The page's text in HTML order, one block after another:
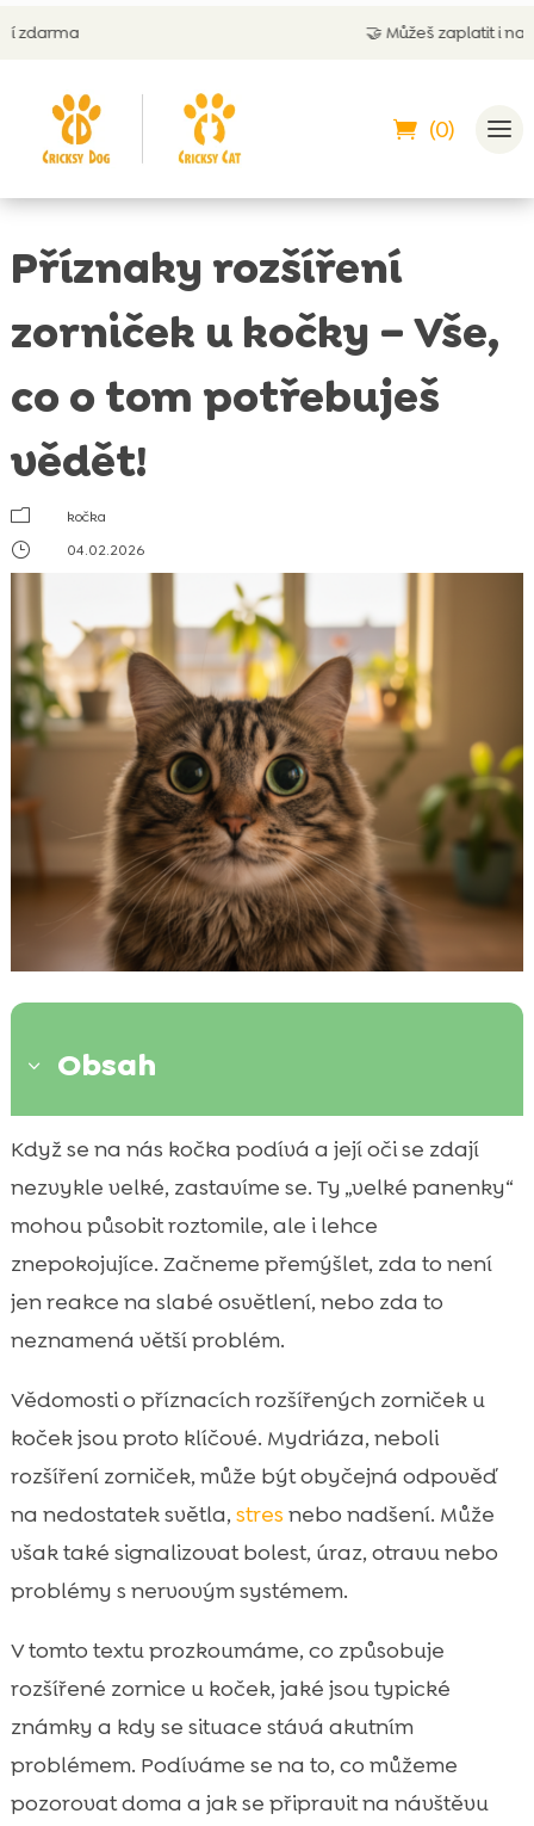
Můžeš zaplatit i na dobírku
(0)
Příznaky rozšíření
zorniček u kočky – Vše,
co o tom potřebuješ
vědět!
m
kočka
}
04.02.2026
3 Obsah

Co jsou rozšířené zornice u kočky a proč si
jich všímáme

Nejčastější fyziologické příčiny rozšířených
Kdy může jít o bolest nebo akutní problém
Oční onemocnění spojená s rozšířením
zorniček
Neurologické příčiny: když je problém „za
očima“
Hormonální a metabolické souvislosti
Otravy a léky, které mohou rozšířit zornice
Jak poznáme, že je situace urgentní
Co můžeme udělat doma, než vyrazíme k
veterináři
Diagnostika u veterináře: jak vyšetření
obvykle probíhá
Možnosti léčby podle příčiny
Prevence: jak snížit riziko opakování
problému
Když se na nás kočka podívá a její oči se zdají
nezvykle velké, zastavíme se. Ty „velké panenky“
mohou působit roztomile, ale i lehce
znepokojujíce. Začneme přemýšlet, zda to není
jen reakce na slabé osvětlení, nebo zda to
neznamená větší problém.
Vědomosti o příznacích rozšířených zorniček u
koček jsou proto klíčové. Mydriáza, neboli
rozšíření zorniček, může být obyčejná odpověď
na nedostatek světla, stres nebo nadšení. Může
však také signalizovat bolest, úraz, otravu nebo
problémy s nervovým systémem.
V tomto textu prozkoumáme, co způsobuje
rozšířené zornice u koček, jaké jsou typické
známky a kdy se situace stává akutním
problémem. Podíváme se na to, co můžeme
pozorovat doma a jak se připravit na návštěvu